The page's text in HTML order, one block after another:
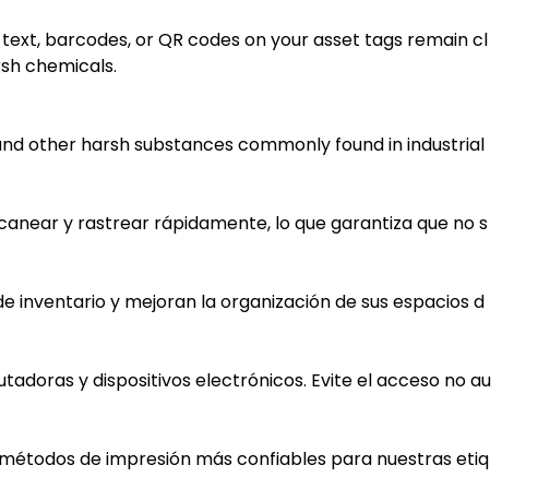
barcodes, or QR codes on your asset tags remain cl
chemicals.
other harsh substances commonly found in industrial
y rastrear rápidamente, lo que garantiza que no s
inventario y mejoran la organización de sus espacios d
y dispositivos electrónicos. Evite el acceso no au
de impresión más confiables para nuestras etiq